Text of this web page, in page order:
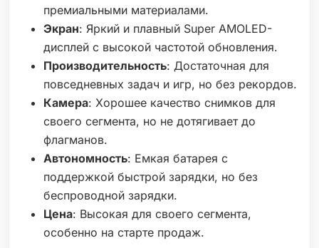
премиальными материалами.
Экран: Яркий и плавный Super AMOLED-
дисплей с высокой частотой обновления.
Производительность: Достаточная для
повседневных задач и игр, но без рекордов.
Камера: Хорошее качество снимков для
своего сегмента, но не дотягивает до
флагманов.
Автономность: Емкая батарея с
поддержкой быстрой зарядки, но без
беспроводной зарядки.
Цена: Высокая для своего сегмента,
особенно на старте продаж.